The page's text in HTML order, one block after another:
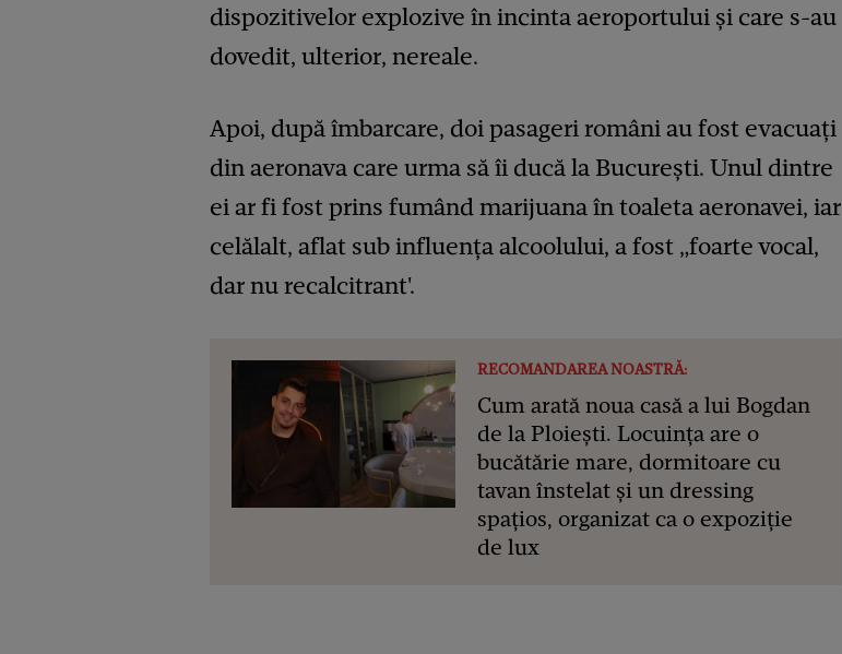
dispozitivelor explozive în incinta aeroportului și care s-au
dovedit, ulterior, nereale.
Apoi, după îmbarcare, doi pasageri români au fost evacuați
din aeronava care urma să îi ducă la București. Unul dintre
ei ar fi fost prins fumând marijuana în toaleta aeronavei, iar
celălalt, aflat sub influența alcoolului, a fost „foarte vocal,
dar nu recalcitrant'.
RECOMANDAREA NOASTRĂ:
Cum arată noua casă a lui Bogdan
de la Ploiești. Locuința are o
bucătărie mare, dormitoare cu
tavan înstelat și un dressing
spațios, organizat ca o expoziție
de lux